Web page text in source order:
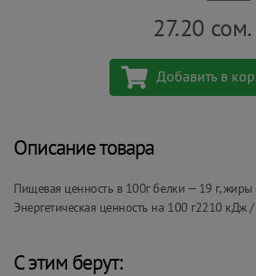
27.20 сом.
Добавить в
Описание товара
Пищевая ценность в 100г белки — 19 г, жиры
Энергетическая ценность на 100 г2210 кДж
С этим берут: